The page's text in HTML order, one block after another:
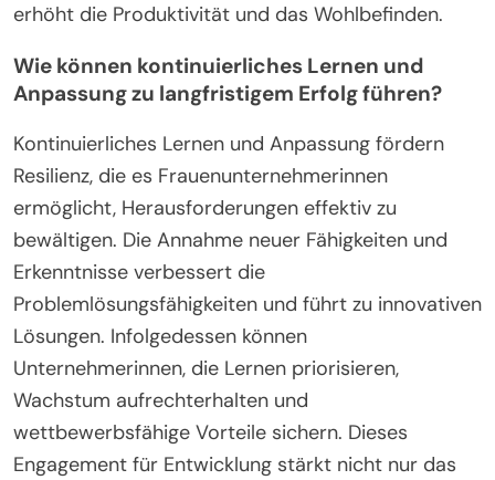
erhöht die Produktivität und das Wohlbefinden.
Wie können kontinuierliches Lernen und
Anpassung zu langfristigem Erfolg führen?
Kontinuierliches Lernen und Anpassung fördern
Resilienz, die es Frauenunternehmerinnen
ermöglicht, Herausforderungen effektiv zu
bewältigen. Die Annahme neuer Fähigkeiten und
Erkenntnisse verbessert die
Problemlösungsfähigkeiten und führt zu innovativen
Lösungen. Infolgedessen können
Unternehmerinnen, die Lernen priorisieren,
Wachstum aufrechterhalten und
wettbewerbsfähige Vorteile sichern. Dieses
Engagement für Entwicklung stärkt nicht nur das